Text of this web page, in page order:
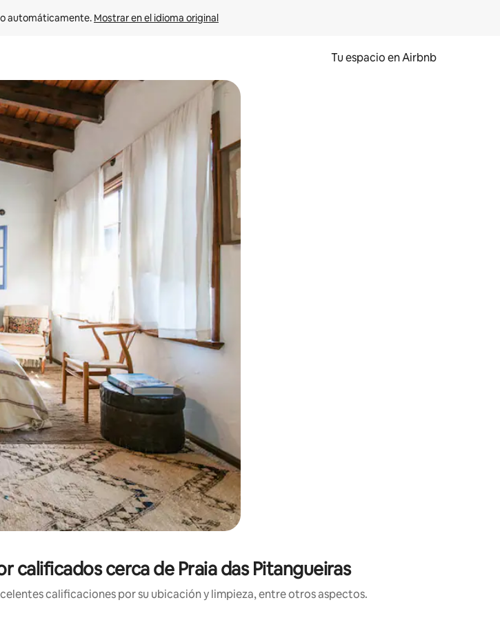
automáticamente. Mostrar en el idioma original
Tu espacio en Airbnb
flechas hacia arriba y hacia abajo, o bien tocando y deslizando la pantalla.
calificados cerca de Praia das Pitangueiras
calificaciones por su ubicación y limpieza, entre otros aspectos.